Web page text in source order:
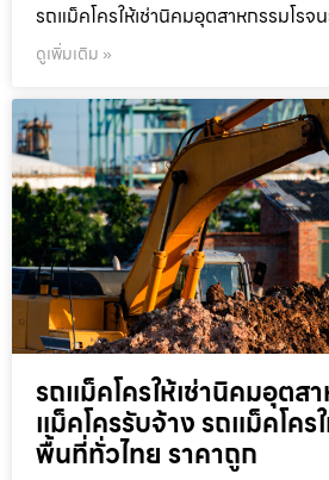
รถแม็คโครให้เช่านิคมอุตสาหกรรมโรจ
ดูเพิ่มเติม »
รถแม็คโครให้เช่านิคมอุตส
แม็คโครรับจ้าง รถแม็คโคร
พื้นที่ทั่วไทย ราคาถูก